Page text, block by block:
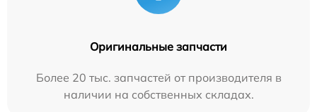
Оригинальные запчасти
Более 20 тыс. запчастей от производителя в
наличии на собственных складах.